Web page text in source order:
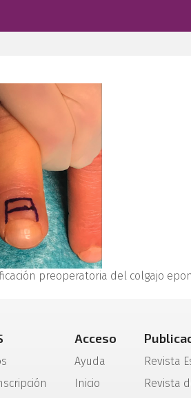
preoperatoria del colgajo
Acceso
Ayuda
Inicio
Revista
Revista